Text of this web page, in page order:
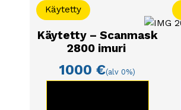
Käytetty
Käytetty – Scanmask
2800 imuri
1000€(alv 0%)